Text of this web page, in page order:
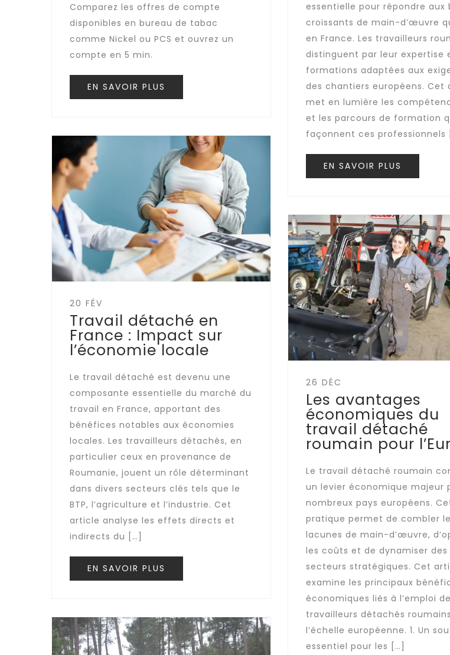
Comparez les offres de compte
disponibles en bureau de tabac
comme Nickel ou PCS et ouvrez un
compte en 5 min.
EN SAVOIR PLUS
essentielle pour répondre aux
croissants de main-d’œuvre
en France. Les travailleurs
distinguent par leur expertise
formations adaptées aux
des chantiers européens. Cet
met en lumière les
et les parcours de formation
façonnent ces professionnels
EN SAVOIR PLUS
20 FÉV
Travail détaché en
France : Impact sur
l’économie locale
Le travail détaché est devenu une
composante essentielle du marché du
travail en France, apportant des
bénéfices notables aux économies
locales. Les travailleurs détachés, en
particulier ceux en provenance de
Roumanie, jouent un rôle déterminant
dans divers secteurs clés tels que le
BTP, l’agriculture et l’industrie. Cet
article analyse les effets directs et
indirects du […]
EN SAVOIR PLUS
26 DÉC
Les avantages
économiques du
travail détaché
roumain pour
Le travail détaché roumain
un levier économique majeur
nombreux pays européens.
pratique permet de combler
lacunes de main-d’œuvre,
les coûts et de dynamiser des
secteurs stratégiques. Cet
examine les principaux
économiques liés à l’emploi de
travailleurs détachés
l’échelle européenne. 1. Un
essentiel pour les […]